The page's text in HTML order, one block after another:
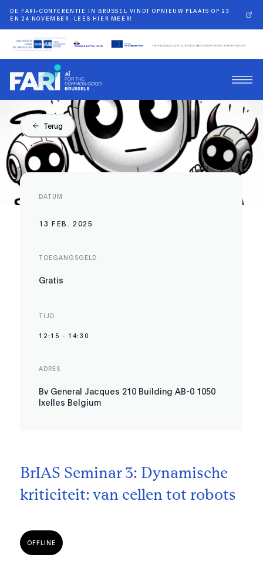
DE FARI-CONFERENTIE IN BRUSSEL VINDT OPNIEUW PLAATS OP 23
EN 24 NOVEMBER. LEES HIER MEER!
Terug
DATUM
13 FEB. 2025
TOEGANGSGELD
Gratis
TIJD
12:15 - 14:30
ADRES
Bv General Jacques 210 Building AB-0 1050
Ixelles Belgium
BrIAS Seminar 3: Dynamische
kriticiteit: van cellen tot robots
OFFLINE